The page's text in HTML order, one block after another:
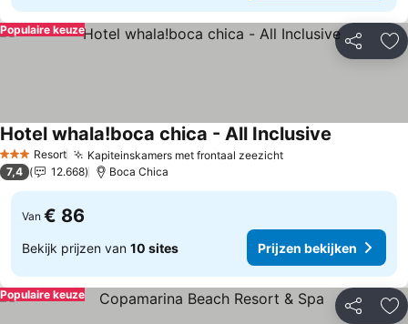
Delen
Populaire keuze
3 SterrenResort Kapiteinskamers met frontaal zeezichtPrijzen bekijken
Hotel whala!boca chica - All Inclusive
7,4 12.668 Boca Chica
Van € 86
Bekijk prijzen van 10 sites Prijzen bekijken
Delen
Populaire keuze